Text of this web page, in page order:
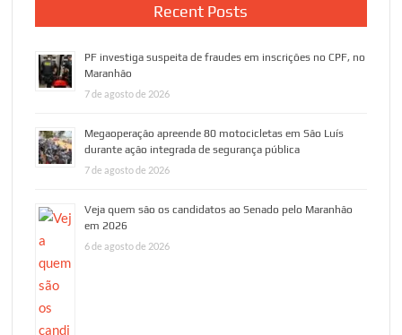
Recent Posts
PF investiga suspeita de fraudes em inscrições no CPF, no
Maranhão
7 de agosto de 2026
Megaoperação apreende 80 motocicletas em São Luís
durante ação integrada de segurança pública
7 de agosto de 2026
Veja quem são os candidatos ao Senado pelo Maranhão
em 2026
6 de agosto de 2026